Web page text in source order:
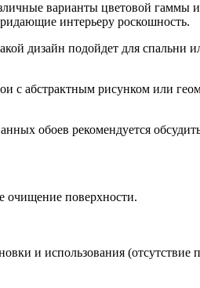
варианты цветовой
интерьеру роскошность.
дизайн подойдет для спальни
абстрактным рисунком или
обоев рекомендуется
очищение поверхности.
и использования (отсутствие